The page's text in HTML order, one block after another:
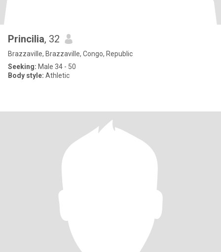
Princilia, 32
Brazzaville, Brazzaville, Congo, Republic
Seeking: Male 34 - 50
Body style: Athletic